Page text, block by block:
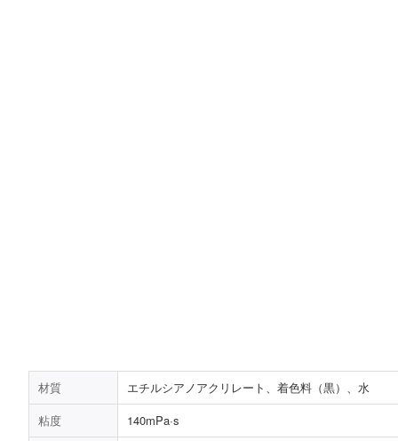
材質
エチルシアノアクリレート、着色料（黒）、水
粘度
140mPa·s